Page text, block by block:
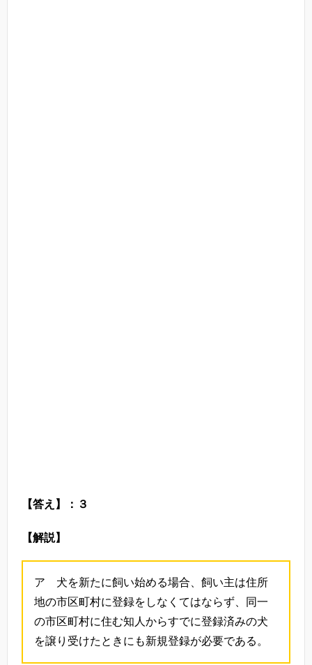
【答え】：３
【解説】
ア 犬を新たに飼い始める場合、飼い主は住所
地の市区町村に登録をしなくてはならず、同一
の市区町村に住む知人からすでに登録済みの犬
を譲り受けたときにも新規登録が必要である。